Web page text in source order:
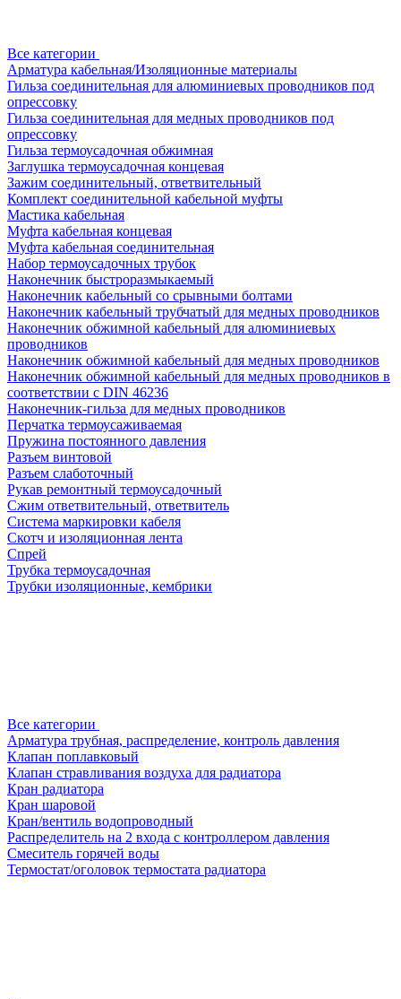
Все категории
Арматура кабельная/Изоляционные материалы
Гильза соединительная для алюминиевых проводников под
опрессовку
Гильза соединительная для медных проводников под
опрессовку
Гильза термоусадочная обжимная
Заглушка термоусадочная концевая
Зажим соединительный, ответвительный
Комплект соединительной кабельной муфты
Мастика кабельная
Муфта кабельная концевая
Муфта кабельная соединительная
Набор термоусадочных трубок
Наконечник быстроразмыкаемый
Наконечник кабельный со срывными болтами
Наконечник кабельный трубчатый для медных проводников
Наконечник обжимной кабельный для алюминиевых
проводников
Наконечник обжимной кабельный для медных проводников
Наконечник обжимной кабельный для медных проводников в
соответствии с DIN 46236
Наконечник-гильза для медных проводников
Перчатка термоусаживаемая
Пружина постоянного давления
Разъем винтовой
Разъем слаботочный
Рукав ремонтный термоусадочный
Сжим ответвительный, ответвитель
Система маркировки кабеля
Скотч и изоляционная лента
Спрей
Трубка термоусадочная
Трубки изоляционные, кембрики
Все категории
Арматура трубная, распределение, контроль давления
Клапан поплавковый
Клапан стравливания воздуха для радиатора
Кран радиатора
Кран шаровой
Кран/вентиль водопроводный
Распределитель на 2 входа с контроллером давления
Смеситель горячей воды
Термостат/оголовок термостата радиатора